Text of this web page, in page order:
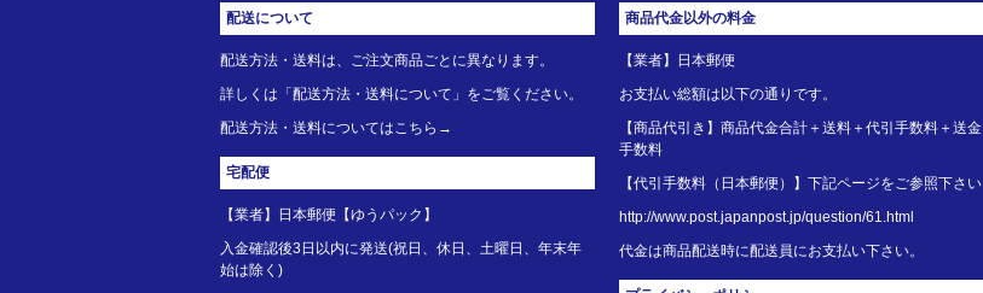
配送について
配送方法・送料は、ご注文商品ごとに異なります。
詳しくは「配送方法・送料について」をご覧ください。
配送方法・送料についてはこちら→
宅配便
【業者】日本郵便【ゆうパック】
入金確認後3日以内に発送(祝日、休日、土曜日、年末年
始は除く)
商品代金以外の料金
【業者】日本郵便
お支払い総額は以下の通りです。
【商品代引き】商品代金合計＋送料＋代引手数料＋送金
手数料
【代引手数料（日本郵便）】下記ページをご参照下さい
http://www.post.japanpost.jp/question/61.html
代金は商品配送時に配送員にお支払い下さい。